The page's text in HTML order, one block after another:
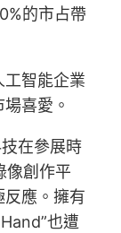
的市占帶
工智能企業
喜愛。
在參展時
像創作平
反應。擁有
也遭